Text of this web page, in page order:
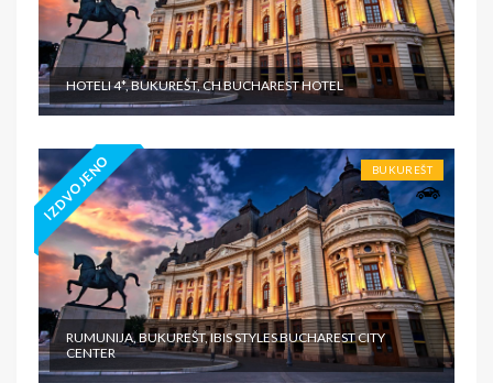
HOTELI 4*, BUKUREŠT, CH BUCHAREST HOTEL
IZDVOJENO BUKUREŠT
RUMUNIJA, BUKUREŠT, IBIS STYLES BUCHAREST CITY
CENTER